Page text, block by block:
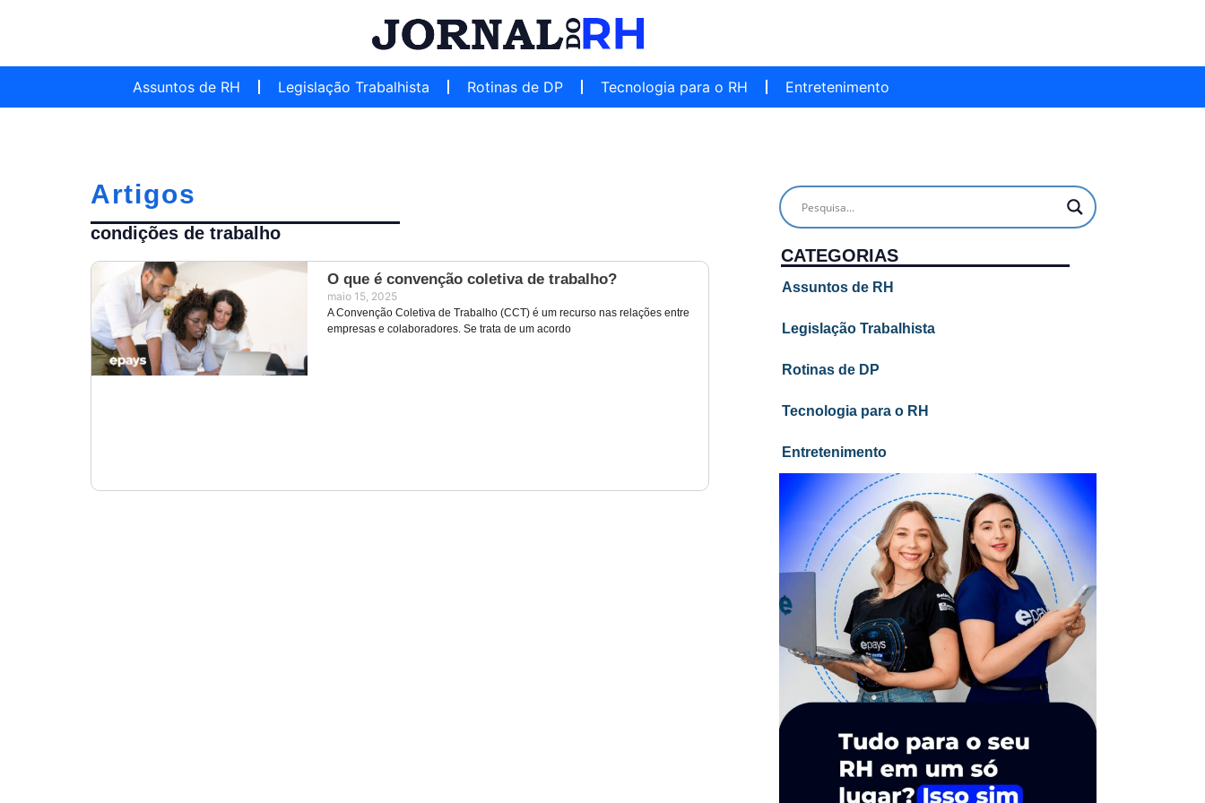
Assuntos de RH Legislação Trabalhista Rotinas de DP Tecnologia para o RH Entretenimento
Artigos
condições de trabalho
O que é convenção coletiva de trabalho?
maio 15, 2025
A Convenção Coletiva de Trabalho (CCT) é um recurso nas relações entre
empresas e colaboradores. Se trata de um acordo
CATEGORIAS
Assuntos de RH
Legislação Trabalhista
Rotinas de DP
Tecnologia para o RH
Entretenimento